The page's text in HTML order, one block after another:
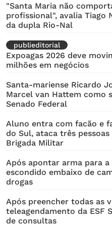
"Santa Maria não
profissional", avalia Tiago
da dupla Rio-Nal
publieditorial
Expoagas 2026 deve
milhões em negócios
Santa-mariense Ricardo
Marcel van Hattem como
Senado Federal
Aluno entra com facão e
do Sul, ataca três
Brigada Militar
Após apontar arma para
escondido embaixo de
drogas
Após preencher todas as
teleagendamento da ESF
de consultas